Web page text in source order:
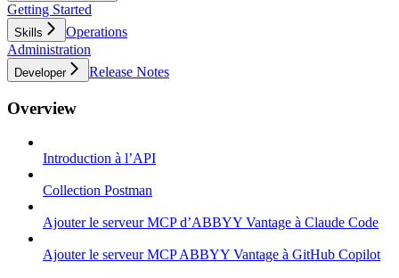
Getting Started
Skills
Operations
Administration
Developer Release Notes
Overview
Introduction à l’API
Collection Postman
Ajouter le serveur MCP d’ABBYY Vantage à Claude Code
Ajouter le serveur MCP ABBYY Vantage à GitHub Copilot